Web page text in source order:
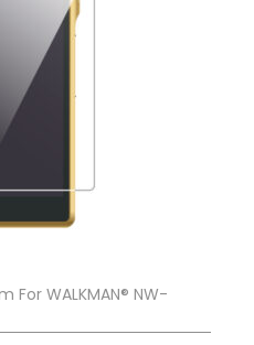
For WALKMAN® NW-